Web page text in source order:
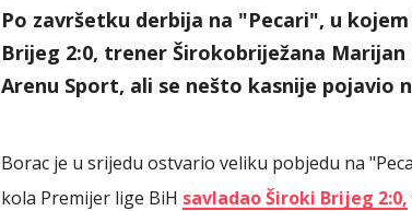
Po završetku derbija na "Pecari", u
Brijeg 2:0, trener Širokobriježana
Arenu Sport, ali se nešto kasnije pojavio
Borac je u srijedu ostvario veliku pobjedu na
kola Premijer lige BiH savladao Široki Brijeg 2:0,